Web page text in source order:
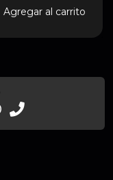
Agregar al carrito